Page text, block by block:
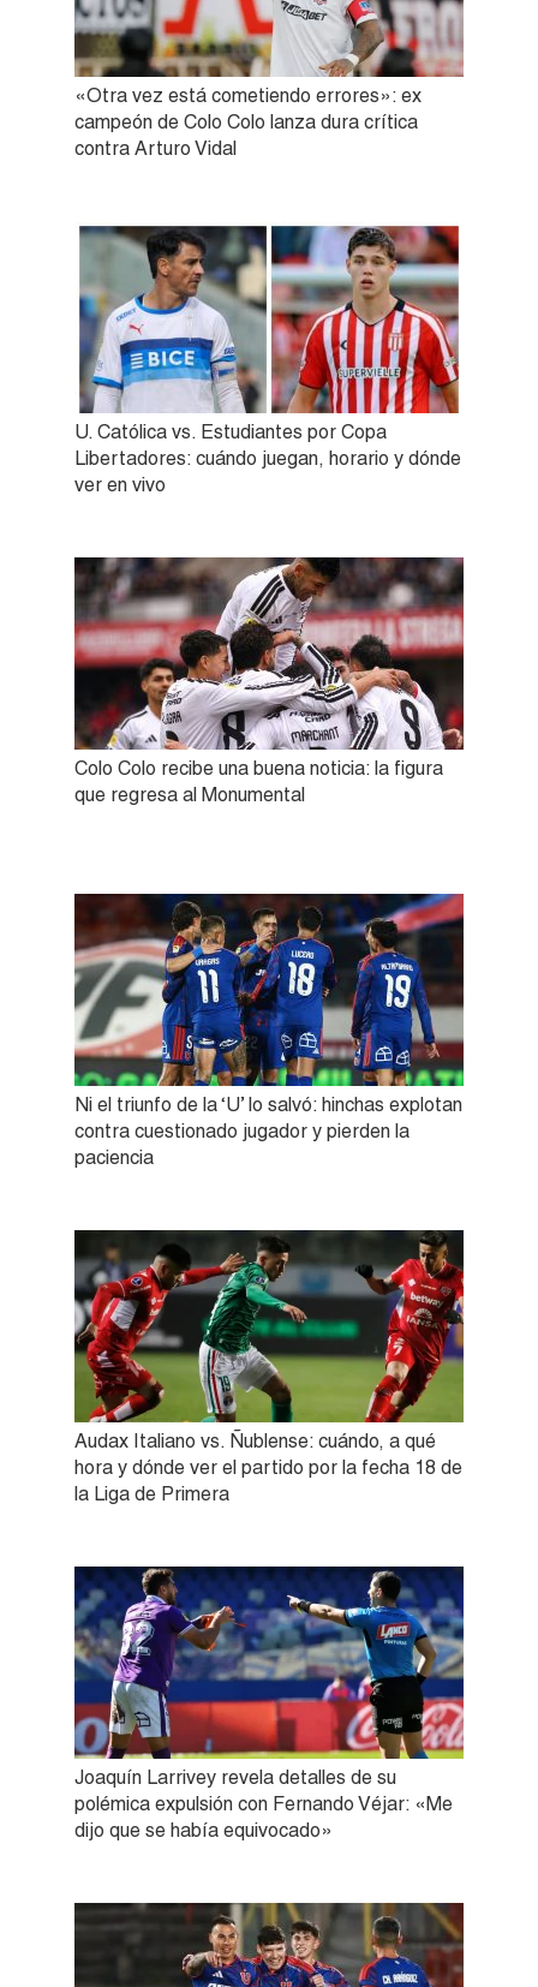
«Otra vez está cometiendo errores»: ex
campeón de Colo Colo lanza dura crítica
contra Arturo Vidal
U. Católica vs. Estudiantes por Copa
Libertadores: cuándo juegan, horario y dónde
ver en vivo
Colo Colo recibe una buena noticia: la figura
que regresa al Monumental
Ni el triunfo de la ‘U’ lo salvó: hinchas explotan
contra cuestionado jugador y pierden la
paciencia
Audax Italiano vs. Ñublense: cuándo, a qué
hora y dónde ver el partido por la fecha 18 de
la Liga de Primera
Joaquín Larrivey revela detalles de su
polémica expulsión con Fernando Véjar: «Me
dijo que se había equivocado»